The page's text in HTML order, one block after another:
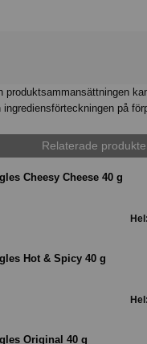
produktsammansättningen
på
Relaterade
Cheesy Cheese 40 g
Hot & Spicy 40 g
Original 40 g